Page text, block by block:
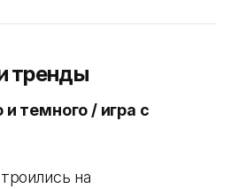
тренды
темного / игра с
на